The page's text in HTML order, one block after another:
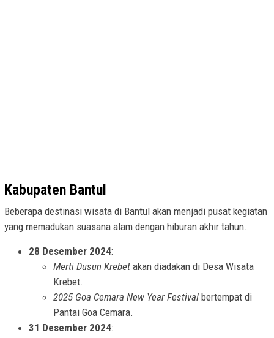
Kabupaten Bantul
Beberapa destinasi wisata di Bantul akan menjadi pusat kegiatan
yang memadukan suasana alam dengan hiburan akhir tahun.
28 Desember 2024:
Merti Dusun Krebet akan diadakan di Desa Wisata
Krebet.
2025 Goa Cemara New Year Festival bertempat di
Pantai Goa Cemara.
31 Desember 2024: